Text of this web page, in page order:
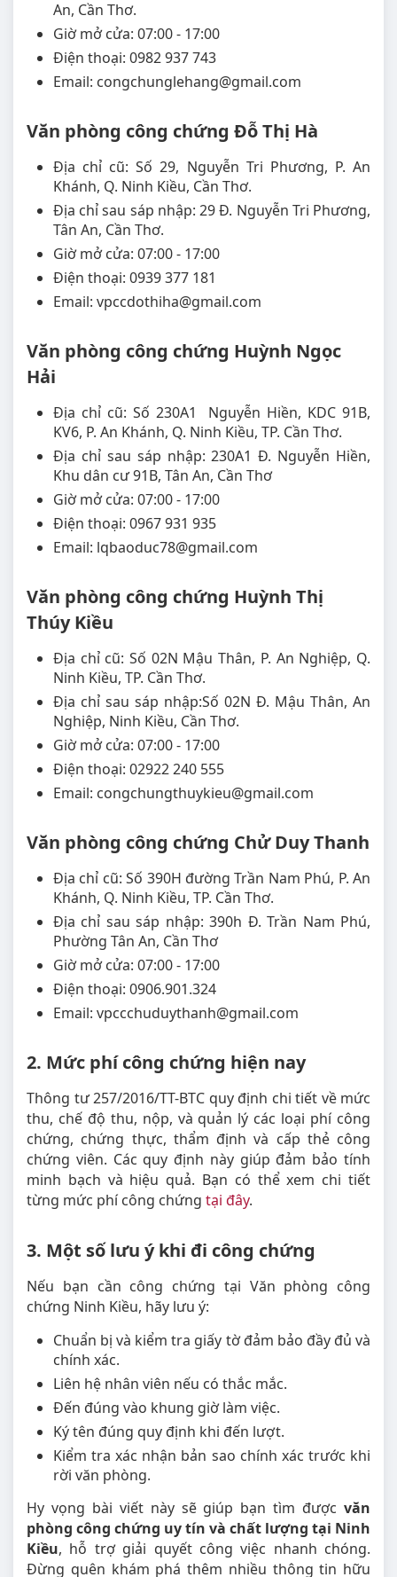
An, Cần Thơ.
Giờ mở cửa: 07:00 - 17:00
Điện thoại: 0982 937 743
Email: congchunglehang@gmail.com
Văn phòng công chứng Đỗ Thị Hà
Địa chỉ cũ: Số 29, Nguyễn Tri Phương, P. An
Khánh, Q. Ninh Kiều, Cần Thơ.
Địa chỉ sau sáp nhập: 29 Đ. Nguyễn Tri Phương,
Tân An, Cần Thơ.
Giờ mở cửa: 07:00 - 17:00
Điện thoại: 0939 377 181
Email: vpccdothiha@gmail.com
Văn phòng công chứng Huỳnh Ngọc
Hải
Địa chỉ cũ: Số 230A1 Nguyễn Hiền, KDC 91B,
KV6, P. An Khánh, Q. Ninh Kiều, TP. Cần Thơ.
Địa chỉ sau sáp nhập: 230A1 Đ. Nguyễn Hiền,
Khu dân cư 91B, Tân An, Cần Thơ
Giờ mở cửa: 07:00 - 17:00
Điện thoại: 0967 931 935
Email: lqbaoduc78@gmail.com
Văn phòng công chứng Huỳnh Thị
Thúy Kiều
Địa chỉ cũ: Số 02N Mậu Thân, P. An Nghiệp, Q.
Ninh Kiều, TP. Cần Thơ.
Địa chỉ sau sáp nhập:Số 02N Đ. Mậu Thân, An
Nghiệp, Ninh Kiều, Cần Thơ.
Giờ mở cửa: 07:00 - 17:00
Điện thoại: 02922 240 555
Email: congchungthuykieu@gmail.com
Văn phòng công chứng Chử Duy Thanh
Địa chỉ cũ: Số 390H đường Trần Nam Phú, P. An
Khánh, Q. Ninh Kiều, TP. Cần Thơ.
Địa chỉ sau sáp nhập: 390h Đ. Trần Nam Phú,
Phường Tân An, Cần Thơ
Giờ mở cửa: 07:00 - 17:00
Điện thoại: 0906.901.324
Email: vpccchuduythanh@gmail.com
2. Mức phí công chứng hiện nay
Thông tư 257/2016/TT-BTC quy định chi tiết về mức
thu, chế độ thu, nộp, và quản lý các loại phí công
chứng, chứng thực, thẩm định và cấp thẻ công
chứng viên. Các quy định này giúp đảm bảo tính
minh bạch và hiệu quả. Bạn có thể xem chi tiết
từng mức phí công chứng tại đây.
3. Một số lưu ý khi đi công chứng
Nếu bạn cần công chứng tại Văn phòng công
chứng Ninh Kiều, hãy lưu ý:
Chuẩn bị và kiểm tra giấy tờ đảm bảo đầy đủ và
chính xác.
Liên hệ nhân viên nếu có thắc mắc.
Đến đúng vào khung giờ làm việc.
Ký tên đúng quy định khi đến lượt.
Kiểm tra xác nhận bản sao chính xác trước khi
rời văn phòng.
Hy vọng bài viết này sẽ giúp bạn tìm được văn
phòng công chứng uy tín và chất lượng tại Ninh
Kiều, hỗ trợ giải quyết công việc nhanh chóng.
Đừng quên khám phá thêm nhiều thông tin hữu